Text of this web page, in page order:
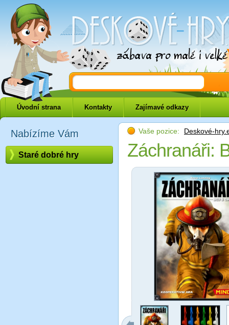
Deskové-hry.eu
Úvodní strana Kontakty Zajímavé odkazy
Nabízíme Vám
Staré dobré hry
Vaše pozice: Deskové-
Záchranáři: